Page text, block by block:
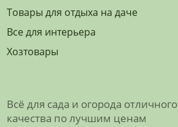
Товары для отдыха на даче
Все для интерьера
Хозтовары
Всё для сада и огорода отличного
качества по лучшим ценам